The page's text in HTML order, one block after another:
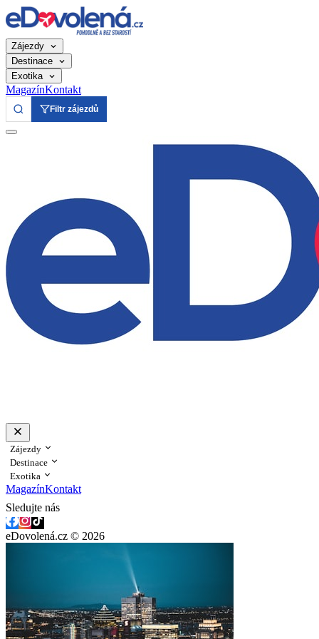
Zájezdy
Destinace
Exotika
MagazínKontakt
Filtr zájezdů
Zájezdy
Destinace
Exotika
MagazínKontakt
Sledujte nás
eDovolená.cz © 2026